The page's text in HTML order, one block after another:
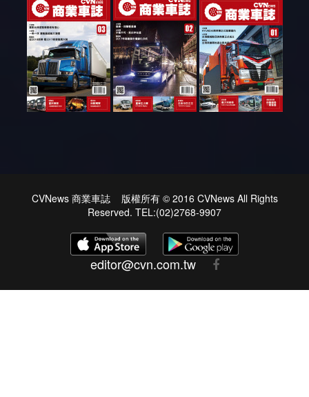
CVNews 商業車誌 版權所有 © 2016 CVNews All Rights
Reserved. TEL:(02)2768-9907
editor@cvn.com.tw